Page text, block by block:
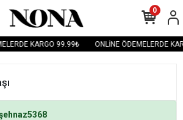
KARGO 99.99₺ ONLİNE ÖDEMELERDE
0